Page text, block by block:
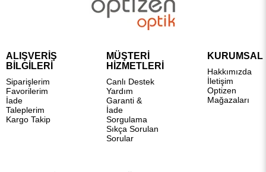
ALIŞVERİŞ
BİLGİLERİ
Siparişlerim
Favorilerim
İade
Taleplerim
Kargo Takip
MÜŞTERİ
HİZMETLERİ
Canlı Destek
Yardım
Garanti &
İade
Sorgulama
Sıkça Sorulan
Sorular
KURUMSAL
Hakkımızda
İletişim
Optizen
Mağazaları